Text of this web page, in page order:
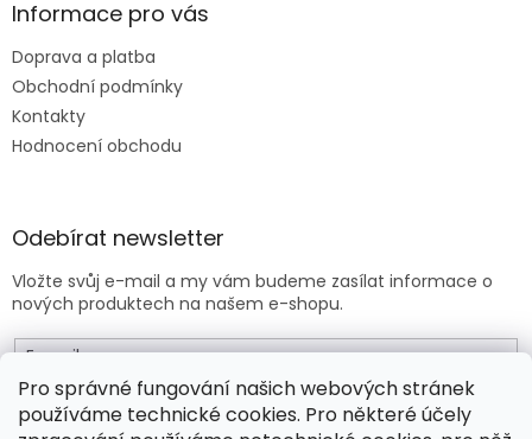
Pro správné fungování našich webových stránek
používáme technické cookies. Pro některé účely
Informace pro vás
Doprava a platba
Obchodní podmínky
Kontakty
Hodnocení obchodu
Odebírat newsletter
Vložte svůj e-mail a my vám budeme zasílat informace o
nových produktech na našem e-shopu.
E-mail
Vložením e-mailu souhlasíte sobchodními podmínkami .